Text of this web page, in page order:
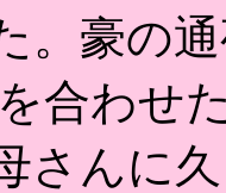
。豪の
合わせ
さんに